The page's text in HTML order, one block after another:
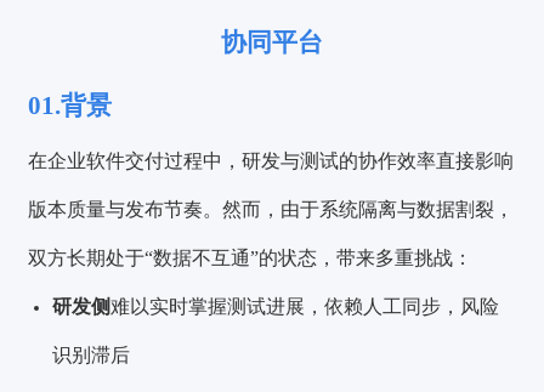
协同平台
01.背景
在企业软件交付过程中，研发与测试的协作效率直接影响
版本质量与发布节奏。然而，由于系统隔离与数据割裂，
双方长期处于“数据不互通”的状态，带来多重挑战：
研发侧难以实时掌握测试进展，依赖人工同步，风险
识别滞后